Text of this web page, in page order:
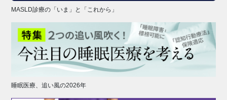
MASLD診療の「いま」と「これから」
睡眠医療、追い風の2026年